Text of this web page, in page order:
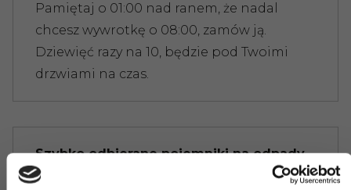
Pamiętaj o 01:00 nad ranem, że nadal
chcesz wywrotkę o 08:00, zamów ją.
Dziewięć razy na 10, będzie pod Twoimi
drzwiami na czas.
Szybko odbierane pojemniki na odpady